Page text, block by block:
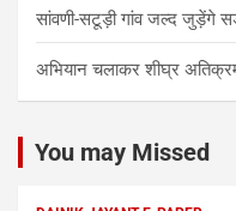
सांवणी-सटूड़ी गांव जल्द जुड़ेंगे
अभियान चलाकर शीघ्र
You may Missed